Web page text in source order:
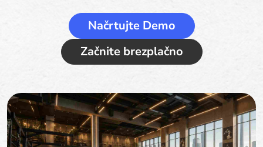
Načrtujte Demo
Začnite brezplačno